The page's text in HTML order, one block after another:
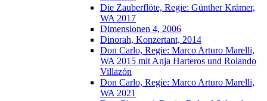
Die Zauberflöte, Regie: Günther Krämer,
WA 2017
Dimensionen 4, 2006
Dinorah, Konzertant, 2014
Don Carlo, Regie: Marco Arturo Marelli,
WA 2015 mit Anja Harteros und Rolando
Villazón
Don Carlo, Regie: Marco Arturo Marelli,
WA 2021